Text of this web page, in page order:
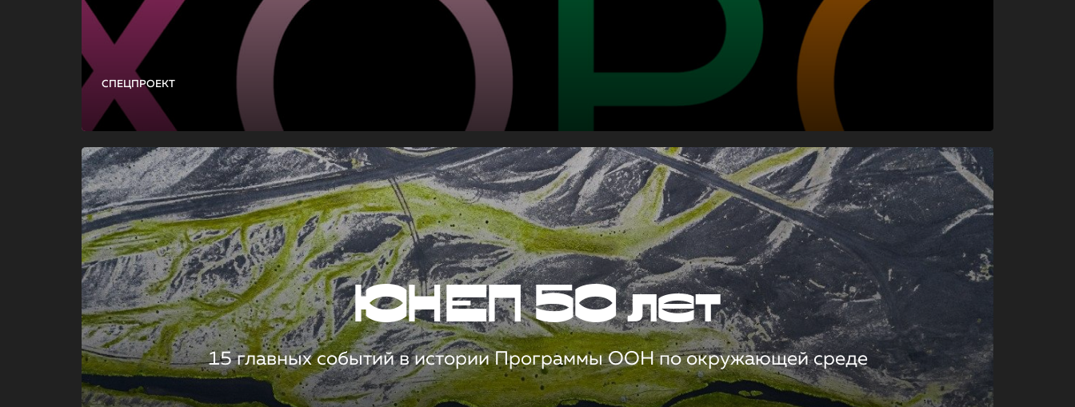
СПЕЦПРОЕКТ
ЮНЕП 50 лет
15 главных событий в истории Программы ООН по окружающей среде